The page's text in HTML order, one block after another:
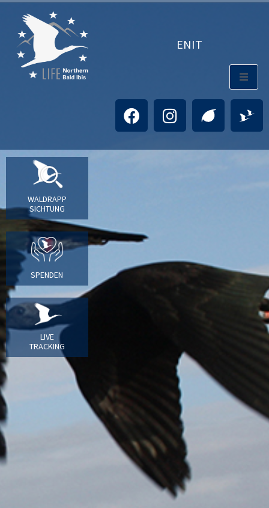
ENIT
WALDRAPP
SICHTUNG
SPENDEN
LIVE
TRACKING